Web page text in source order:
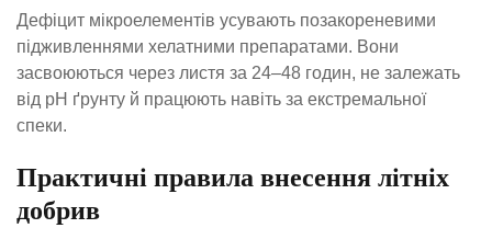
Дефіцит мікроелементів усувають позакореневими
підживленнями хелатними препаратами. Вони
засвоюються через листя за 24–48 годин, не залежать
від pH ґрунту й працюють навіть за екстремальної
спеки.
Практичні правила внесення літніх
добрив